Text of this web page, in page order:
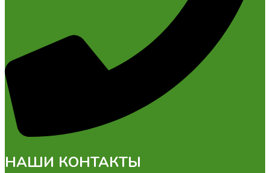
НАШИ КОНТАКТЫ